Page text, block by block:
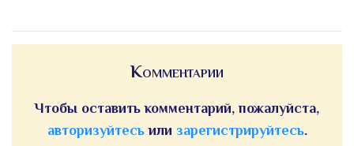
Комментарии
Чтобы оставить комментарий, пожалуйста,
авторизуйтесьили зарегистрируйтесь.